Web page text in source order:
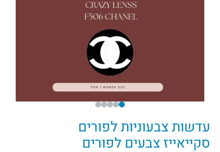
עדשות צבעוניות לפורים
סקייאייז צבעים לפורים